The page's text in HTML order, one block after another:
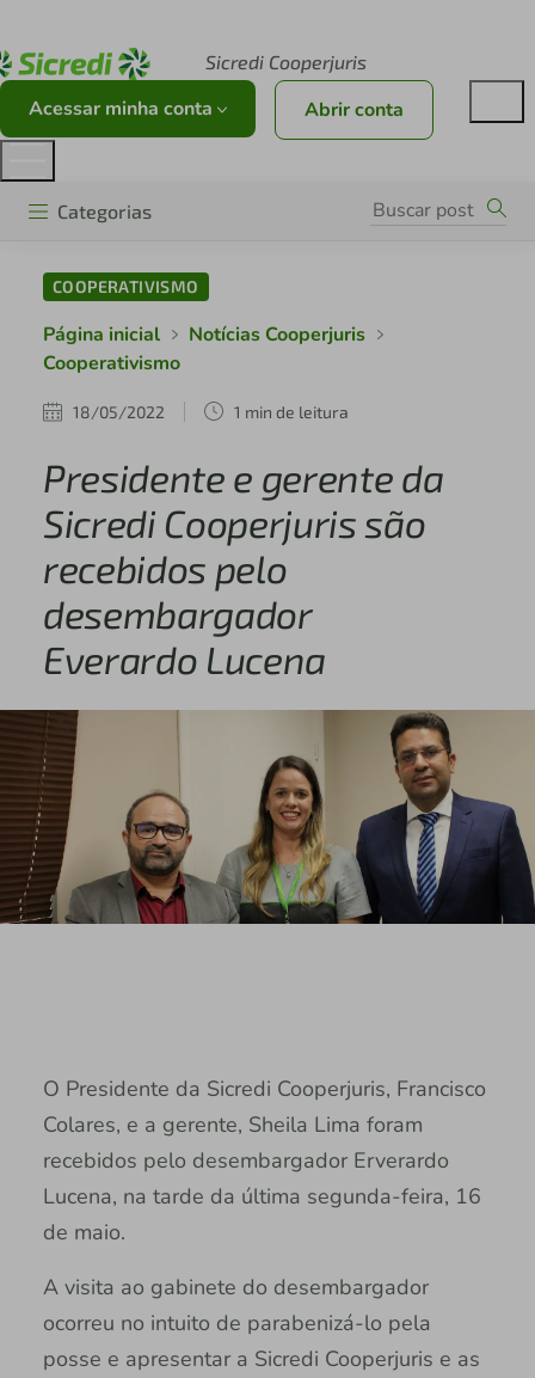
Sicredi Cooperjuris
Acessar minha conta Abrir conta
Categorias
COOPERATIVISMO
Página inicial
Notícias Cooperjuris
Cooperativismo
18/05/2022 1 min de leitura
Presidente e gerente da
Sicredi Cooperjuris são
recebidos pelo
desembargador
Everardo Lucena
O Presidente da Sicredi Cooperjuris, Francisco
Colares, e a gerente, Sheila Lima foram
recebidos pelo desembargador Erverardo
Lucena, na tarde da última segunda-feira, 16
de maio.
A visita ao gabinete do desembargador
ocorreu no intuito de parabenizá-lo pela
posse e apresentar a Sicredi Cooperjuris e as